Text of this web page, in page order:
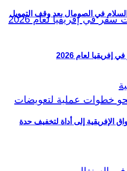
في الصومال بعد وقف التمويل
الإفريقية إلى أداة لتخفيف حدة